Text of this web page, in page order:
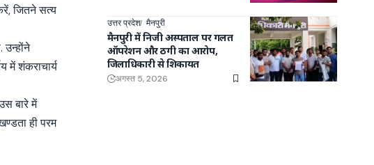
जितने सत्य
में शंकराचार्य
बारे में
ही परम
उत्तर प्रदेश मैनपुरी
मैनपुरी में निजी अस्पताल पर गलत
ऑपरेशन और ठगी का आरोप,
जिलाधिकारी से शिकायत
अगस्त 5, 2026